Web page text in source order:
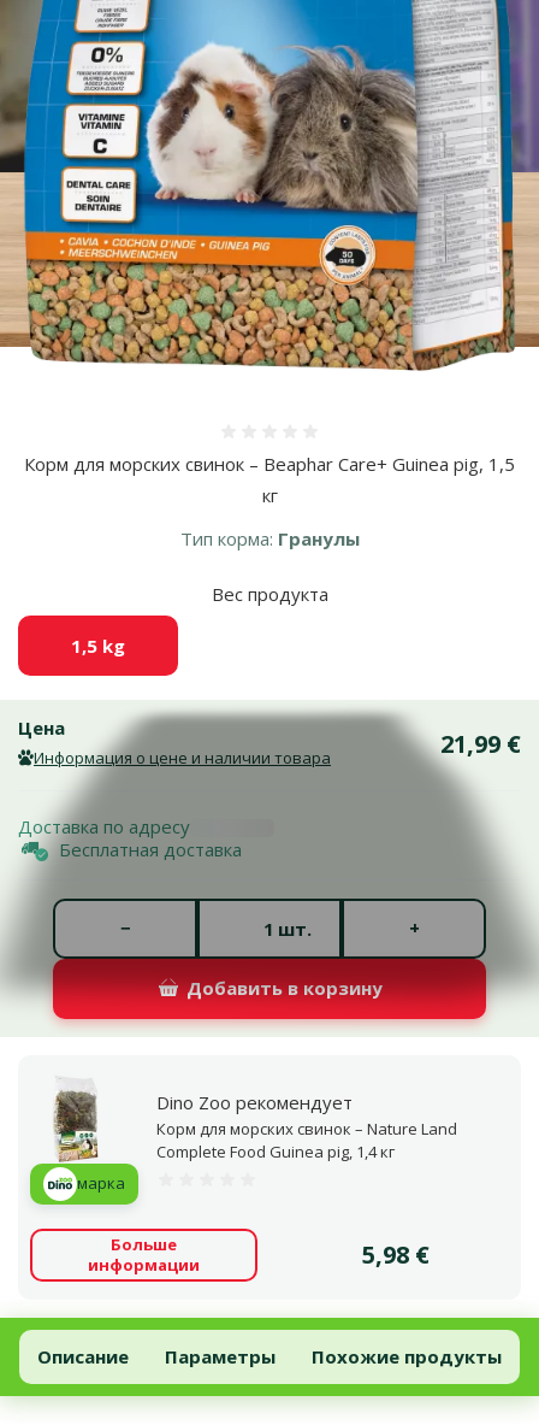
Корм для морских свинок – Beaphar Care+ Guinea pig, 1,5
кг
Тип корма: Гранулы
Вес продукта
1,5 kg
Цена
Информация о цене и наличии товара 21,99 €
Доставка по адресу
Бесплатная доставка
шт.
− +
Добавить в корзину
Dino Zoo рекомендует
Корм для морских свинок – Nature Land
Complete Food Guinea pig, 1,4 кг
марка
Больше
информации
Цена
5,98 €
Корм для морских свинок – Beaphar Care+ Guinea pig, 1,5 кг
Добавить в корзину
Описание Параметры Похожие продукты
В начало страницы